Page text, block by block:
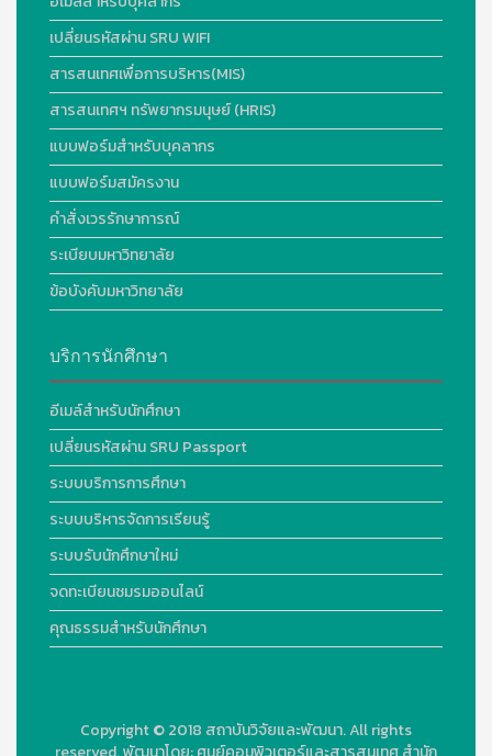
เปลี่ยนรหัสผ่าน SRU WIFI
สารสนเทศเพื่อการบริหาร(MIS)
สารสนเทศฯ ทรัพยากรมนุษย์ (HRIS)
แบบฟอร์มสำหรับบุคลากร
แบบฟอร์มสมัครงาน
คำสั่งเวรรักษาการณ์
ระเบียบมหาวิทยาลัย
ข้อบังคับมหาวิทยาลัย
บริการนักศึกษา
อีเมล์สำหรับนักศึกษา
เปลี่ยนรหัสผ่าน SRU Passport
ระบบบริการการศึกษา
ระบบบริหารจัดการเรียนรู้
ระบบรับนักศึกษาใหม่
จดทะเบียนชมรมออนไลน์
คุณธรรมสำหรับนักศึกษา
Copyright © 2018 สถาบันวิจัยและพัฒนา. All rights